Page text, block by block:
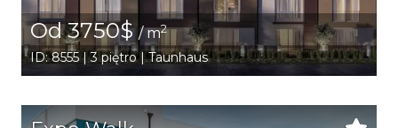
Od 3750$ / m2
ID: 8555 | 3 piętro | Taunhaus